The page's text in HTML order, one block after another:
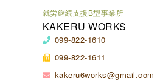
就労継続支援B型事業所
KAKERU WORKS
099-822-1610
099-822-1611
kakeru6works@gmail.com